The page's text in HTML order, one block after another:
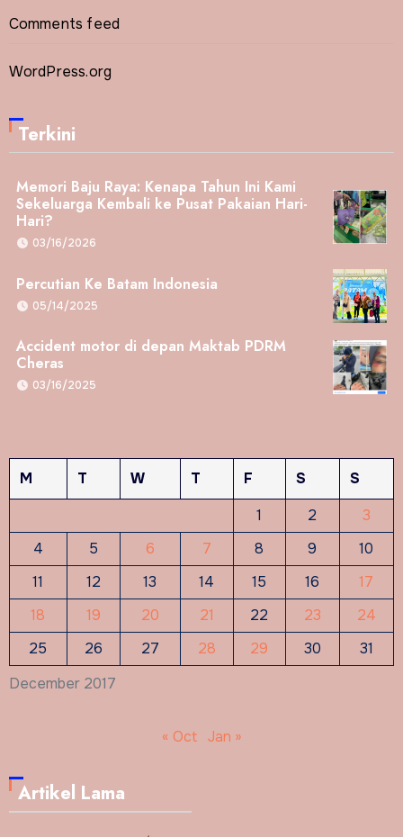
Comments feed
WordPress.org
Terkini
Memori Baju Raya: Kenapa Tahun Ini Kami
Sekeluarga Kembali ke Pusat Pakaian Hari-
Hari?
03/16/2026
Percutian Ke Batam Indonesia
05/14/2025
Accident motor di depan Maktab PDRM
Cheras
03/16/2025
December 2017
M T W T F S
S
1
2
3
4
5 6 7 8 9
10
11
12 13 14 15 16
17
18
19 20 21 22 23
24
25
26 27 28 29 30 31
« Oct Jan »
Artikel Lama